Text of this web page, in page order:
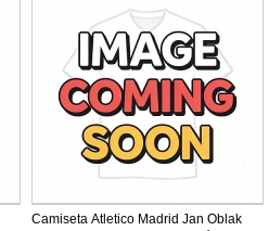
Camiseta Atletico Madrid Jan Oblak